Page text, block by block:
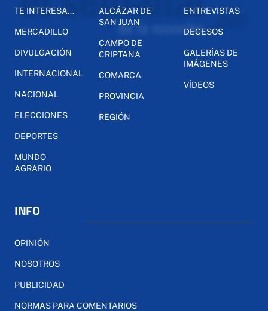
TE INTERESA...
MERCADILLO
DIVULGACIÓN
INTERNACIONAL
NACIONAL
ELECCIONES
DEPORTES
MUNDO
AGRARIO
ALCÁZAR DE
SAN JUAN
CAMPO DE
CRIPTANA
COMARCA
PROVINCIA
REGIÓN
ENTREVISTAS
DECESOS
GALERÍAS DE
IMÁGENES
VÍDEOS
INFO
OPINIÓN
NOSOTROS
PUBLICIDAD
NORMAS PARA COMENTARIOS